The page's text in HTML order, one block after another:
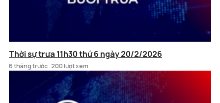
Thời sự trưa 11h30 thứ 6 ngày 20/2/2026
6 tháng trước 200 lượt xem